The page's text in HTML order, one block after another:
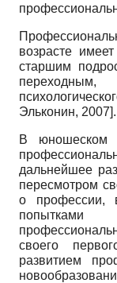
возрасте
старшим
Эльконин, 2007].
В юношеском
дальнейшее
пересмотром
о профессии,
попытками
своего
развитием